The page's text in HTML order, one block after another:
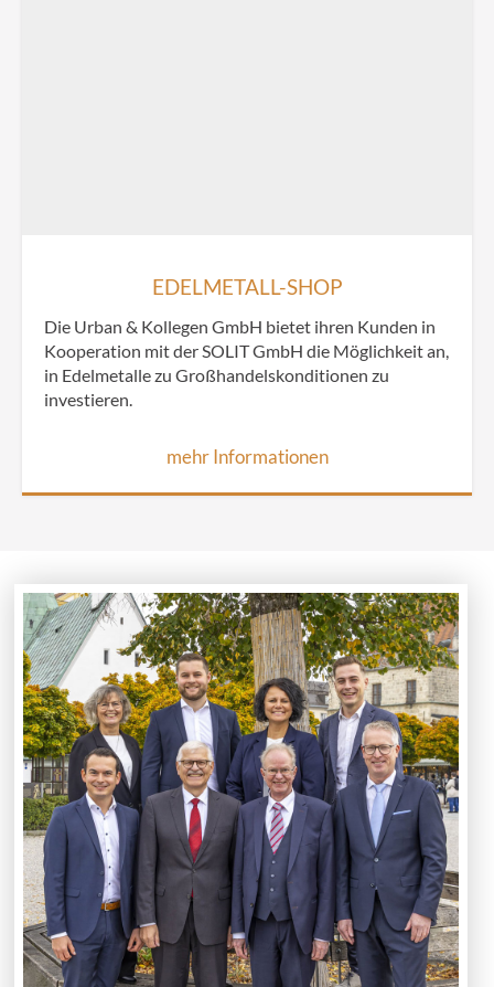
EDELMETALL-SHOP
Die Urban & Kollegen GmbH bietet ihren Kunden in
Kooperation mit der SOLIT GmbH die Möglichkeit an,
in Edelmetalle zu Großhandelskonditionen zu
investieren.
mehr Informationen